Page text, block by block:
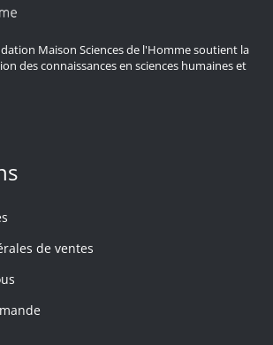
Maison Sciences de l'Homme soutient la
des connaissances en sciences humaines et
de ventes